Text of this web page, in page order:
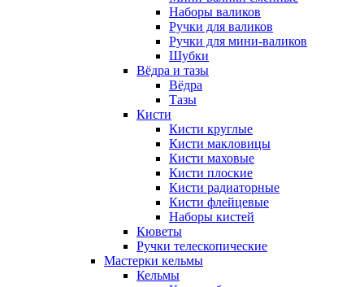
Наборы валиков
Ручки для валиков
Ручки для мини-валиков
Шубки
Вёдра и тазы
Вёдра
Тазы
Кисти
Кисти круглые
Кисти макловицы
Кисти маховые
Кисти плоские
Кисти радиаторные
Кисти флейцевые
Наборы кистей
Кюветы
Ручки телескопические
Мастерки кельмы
Кельмы